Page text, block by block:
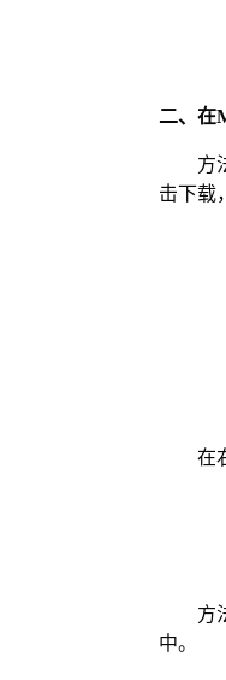
二、在
方
击下载
在
方
中。